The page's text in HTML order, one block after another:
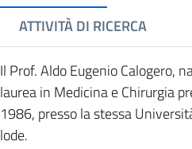
ATTIVITÀ DI RICERCA
Il Prof. Aldo Eugenio Calogero,
laurea in Medicina e Chirurgia
1986, presso la stessa
lode.